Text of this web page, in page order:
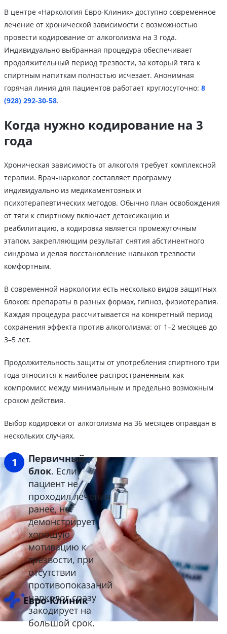
В центре «Наркология Евро-Клиник» доступно современное
лечение от хронической зависимости с возможностью
провести кодирование от алкоголизма на 3 года.
Индивидуально выбранная процедура обеспечивает
продолжительный период трезвости, за который тяга к
спиртным напиткам полностью исчезает. Анонимная
горячая линия для пациентов работает круглосуточно: 8
(928) 292-30-58.
Когда нужно кодирование на 3
года
Хроническая зависимость от алкоголя требует комплексной
терапии. Врач-нарколог составляет программу
индивидуально из медикаментозных и
психотерапевтических методов. Обычно план освобождения
от тяги к спиртному включает детоксикацию и
реабилитацию, а кодировка является промежуточным
этапом, закрепляющим результат снятия абстинентного
синдрома и делая восстановление навыков трезвости
комфортным.
В современной наркологии есть несколько видов защитных
блоков: препараты в разных формах, гипноз, физиотерапия.
Каждая процедура рассчитывается на конкретный период
сохранения эффекта против алкоголизма: от 1–2 месяцев до
3–5 лет.
Продолжительность защиты от употребления спиртного три
года относится к наиболее распространённым, как
компромисс между минимальным и предельно возможным
сроком действия.
Выбор кодировки от алкоголизма на 36 месяцев оправдан в
нескольких случаях.
Первичный
блок. Если
пациент не
проходил лечения
ранее, но
демонстрирует
хорошую
мотивацию к
трезвости, при
отсутствии
противопоказаний
нарколог сразу
закодирует на
большой срок.